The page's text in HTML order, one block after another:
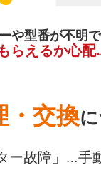
や型番が不明で
らえるか心配
・交換
故障」…手